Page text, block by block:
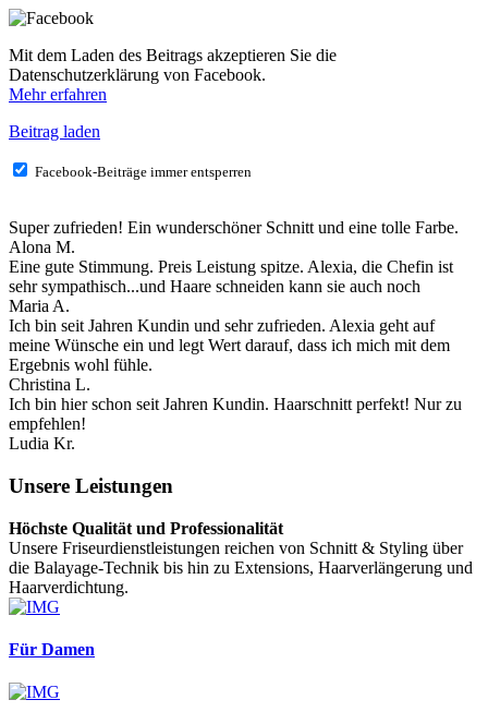
Mit dem Laden des Beitrags akzeptieren Sie die
Datenschutzerklärung von Facebook.
Mehr erfahren
Beitrag laden
Facebook-Beiträge immer entsperren
Super zufrieden! Ein wunderschöner Schnitt und eine tolle Farbe.
Alona M.
Eine gute Stimmung. Preis Leistung spitze. Alexia, die Chefin ist
sehr sympathisch...und Haare schneiden kann sie auch noch
Maria A.
Ich bin seit Jahren Kundin und sehr zufrieden. Alexia geht auf
meine Wünsche ein und legt Wert darauf, dass ich mich mit dem
Ergebnis wohl fühle.
Christina L.
Ich bin hier schon seit Jahren Kundin. Haarschnitt perfekt! Nur zu
empfehlen!
Ludia Kr.
Unsere Leistungen
Höchste Qualität und Professionalität
Unsere Friseurdienstleistungen reichen von Schnitt & Styling über
die Balayage-Technik bis hin zu Extensions, Haarverlängerung und
Haarverdichtung.
Für Damen